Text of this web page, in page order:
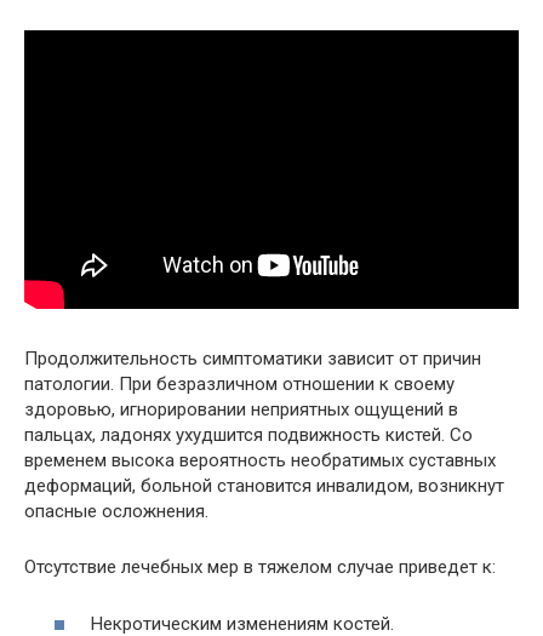
Продолжительность симптоматики зависит от причин
патологии. При безразличном отношении к своему
здоровью, игнорировании неприятных ощущений в
пальцах, ладонях ухудшится подвижность кистей. Со
временем высока вероятность необратимых суставных
деформаций, больной становится инвалидом, возникнут
опасные осложнения.
Отсутствие лечебных мер в тяжелом случае приведет к:
Некротическим изменениям костей.